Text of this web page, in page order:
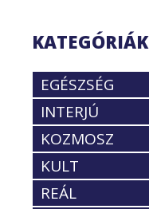
KATEGÓRIÁK
EGÉSZSÉG
INTERJÚ
KOZMOSZ
KULT
REÁL